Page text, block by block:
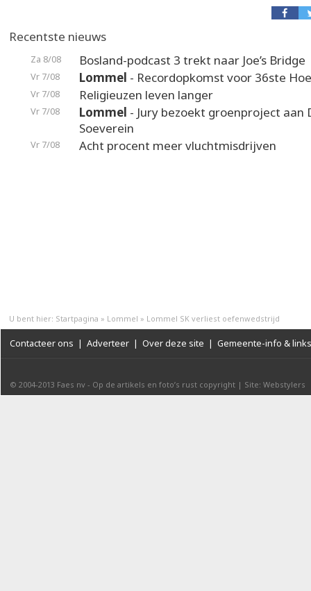
Recentste nieuws
Za 8/08 Bosland-podcast 3 trekt naar Joe’s Bridge
Vr 7/08 Lommel - Recordopkomst voor 36ste
Vr 7/08 Religieuzen leven langer
Vr 7/08 Lommel - Jury bezoekt groenproject aan
Soeverein
Vr 7/08 Acht procent meer vluchtmisdrijven
U bent hier: Startpagina » Lommel » Lommel SK verliest oefenwedstrijd
Contacteer ons | Adverteer | Over deze site | Gemeente-info & links
© 2004-2013 Faes nv - Op de artikels en foto’s rust copyright | Site: Webstylers